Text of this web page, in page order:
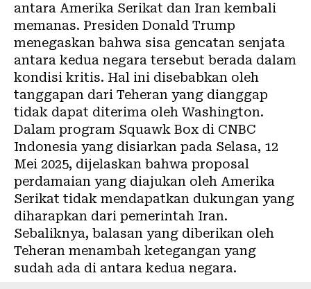
antara Amerika Serikat dan Iran kembali
memanas. Presiden Donald Trump
menegaskan bahwa sisa gencatan senjata
antara kedua negara tersebut berada dalam
kondisi kritis. Hal ini disebabkan oleh
tanggapan dari Teheran yang dianggap
tidak dapat diterima oleh Washington.
Dalam program Squawk Box di CNBC
Indonesia yang disiarkan pada Selasa, 12
Mei 2025, dijelaskan bahwa proposal
perdamaian yang diajukan oleh Amerika
Serikat tidak mendapatkan dukungan yang
diharapkan dari pemerintah Iran.
Sebaliknya, balasan yang diberikan oleh
Teheran menambah ketegangan yang
sudah ada di antara kedua negara.